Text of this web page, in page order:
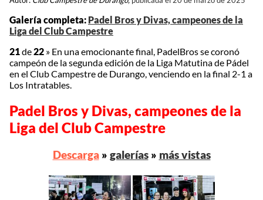
Galería completa: Padel Bros y Divas, campeones de la
Liga del Club Campestre
21de22 » En una emocionante final, PadelBros se coronó
campeón de la segunda edición de la Liga Matutina de Pádel
en el Club Campestre de Durango, venciendo en la final 2-1 a
Los Intratables.
Padel Bros y Divas, campeones de la
Liga del Club Campestre
Descarga» galerías» más vistas